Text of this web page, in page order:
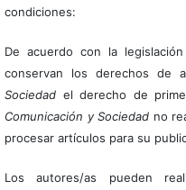
condiciones:
De acuerdo con la
conservan los derechos de
Sociedadel derecho de
Comunicación y Sociedad no
procesar artículos para su
Los autores/as pueden